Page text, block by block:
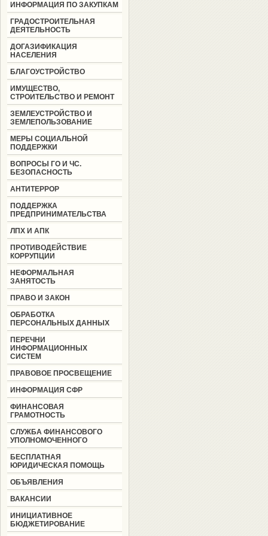
ИНФОРМАЦИЯ ПО ЗАКУПКАМ
ГРАДОСТРОИТЕЛЬНАЯ
ДЕЯТЕЛЬНОСТЬ
ДОГАЗИФИКАЦИЯ
НАСЕЛЕНИЯ
БЛАГОУСТРОЙСТВО
ИМУЩЕСТВО,
СТРОИТЕЛЬСТВО И РЕМОНТ
ЗЕМЛЕУСТРОЙСТВО И
ЗЕМЛЕПОЛЬЗОВАНИЕ
МЕРЫ СОЦИАЛЬНОЙ
ПОДДЕРЖКИ
ВОПРОСЫ ГО И ЧС.
БЕЗОПАСНОСТЬ
АНТИТЕРРОР
ПОДДЕРЖКА
ПРЕДПРИНИМАТЕЛЬСТВА
ЛПХ И АПК
ПРОТИВОДЕЙСТВИЕ
КОРРУПЦИИ
НЕФОРМАЛЬНАЯ
ЗАНЯТОСТЬ
ПРАВО И ЗАКОН
ОБРАБОТКА
ПЕРСОНАЛЬНЫХ ДАННЫХ
ПЕРЕЧНИ
ИНФОРМАЦИОННЫХ
СИСТЕМ
ПРАВОВОЕ ПРОСВЕЩЕНИЕ
ИНФОРМАЦИЯ СФР
ФИНАНСОВАЯ
ГРАМОТНОСТЬ
СЛУЖБА ФИНАНСОВОГО
УПОЛНОМОЧЕННОГО
БЕСПЛАТНАЯ
ЮРИДИЧЕСКАЯ ПОМОЩЬ
ОБЪЯВЛЕНИЯ
ВАКАНСИИ
ИНИЦИАТИВНОЕ
БЮДЖЕТИРОВАНИЕ